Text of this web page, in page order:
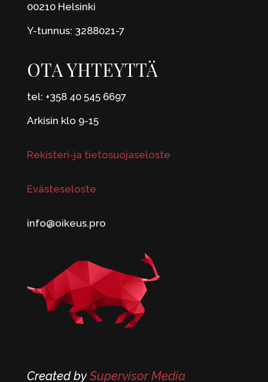
00210 Helsinki
Y-tunnus: 3288021-7
OTA YHTEYTTÄ
tel: +358 40 545 6697
Arkisin klo 9-15
Rekisteri-ja tietosuojaseloste
Evästeseloste
info@oikeus.pro
Created bySupervisor Media